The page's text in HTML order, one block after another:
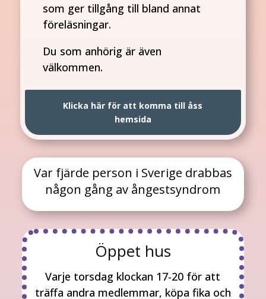
som ger tillgång till bland annat
föreläsningar.
Du som anhörig är även
välkommen.
Klicka här för att komma till åss
hemsida
Var fjärde person i Sverige drabbas
någon gång av ångestsyndrom
Öppet hus
Varje torsdag klockan 17-20 för att
träffa andra medlemmar, köpa fika och